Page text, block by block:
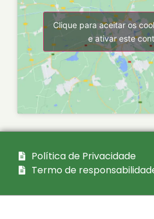
Clique para aceitar os
e ativar este
Política de Privacidade
Termo de